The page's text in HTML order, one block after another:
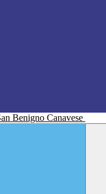
Benigno Canavese